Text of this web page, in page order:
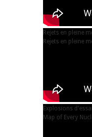
Rejets en pleine
Rejets en pleine
Explosions
Map of Every